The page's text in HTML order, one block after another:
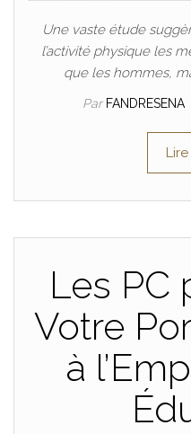
Une vaste étude
l’activité physique les
que les hommes,
Par FANDRESENA
Les PC
Votre
à